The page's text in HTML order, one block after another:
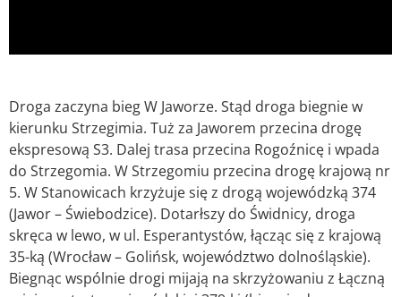
Droga zaczyna bieg W Jaworze. Stąd droga biegnie w
kierunku Strzegimia. Tuż za Jaworem przecina drogę
ekspresową S3. Dalej trasa przecina Rogoźnicę i wpada
do Strzegomia. W Strzegomiu przecina drogę krajową nr
5. W Stanowicach krzyżuje się z drogą wojewódzką 374
(Jawor – Świebodzice). Dotarłszy do Świdnicy, droga
skręca w lewo, w ul. Esperantystów, łącząc się z krajową
35-ką (Wrocław– Golińsk, województwo dolnośląskie).
Biegnąc wspólnie drogi mijają na skrzyżowaniu z Łączną